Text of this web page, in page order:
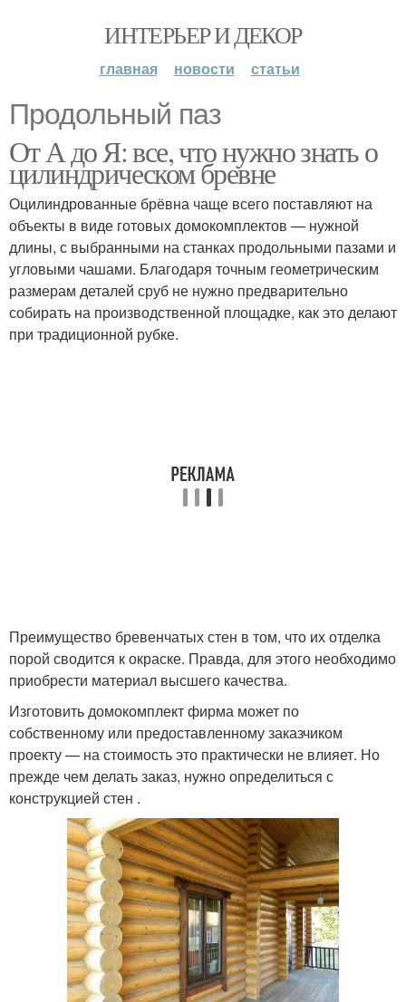
ИНТЕРЬЕР И ДЕКОР
главная новости статьи
Продольный паз
От А до Я: все, что нужно знать о
цилиндрическом бревне
Оцилиндрованные брёвна чаще всего поставляют на
объекты в виде готовых домокомплектов — нужной
длины, с выбранными на станках продольными пазами и
угловыми чашами. Благодаря точным геометрическим
размерам деталей сруб не нужно предварительно
собирать на производственной площадке, как это делают
при традиционной рубке.
Преимущество бревенчатых стен в том, что их отделка
порой сводится к окраске. Правда, для этого необходимо
приобрести материал высшего качества.
Изготовить домокомплект фирма может по
собственному или предоставленному заказчиком
проекту — на стоимость это практически не влияет. Но
прежде чем делать заказ, нужно определиться с
конструкцией стен .